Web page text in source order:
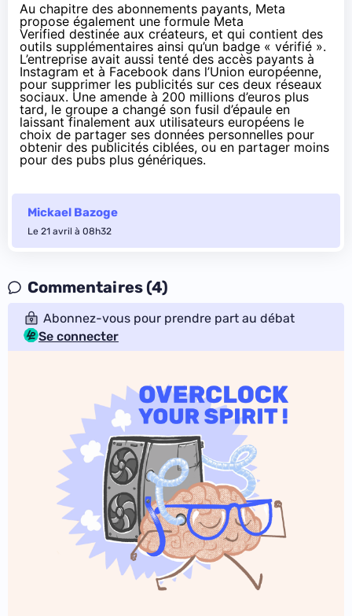
Au chapitre des abonnements payants, Meta
propose également une formule Meta
Verified destinée aux créateurs, et qui contient des
outils supplémentaires ainsi qu’un badge « vérifié ».
L’entreprise avait aussi tenté des accès payants à
Instagram et à Facebook dans l’Union européenne,
pour supprimer les publicités sur ces deux réseaux
sociaux. Une amende à 200 millions d’euros plus
tard, le groupe a changé son fusil d’épaule en
laissant finalement aux utilisateurs européens le
choix de partager ses données personnelles pour
obtenir des publicités ciblées, ou en partager moins
pour des pubs plus génériques.
Mickael Bazoge
Le 21 avril à 08h32
Commentaires (4)
Abonnez-vous pour prendre part au débat
Se connecter